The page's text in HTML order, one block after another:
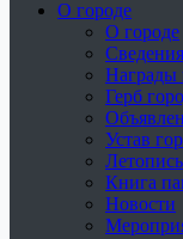
О городе
О городе
Награды
Герб
Устав
Книга
Новости